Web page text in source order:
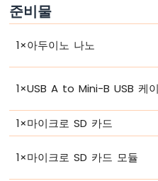
조
아
이
노
노
-
시
리
얼
준비물
1×아두이노 나노
1×USB A to Mini-B USB 케
1×마이크로 SD 카드
1×마이크로 SD 카드 모듈